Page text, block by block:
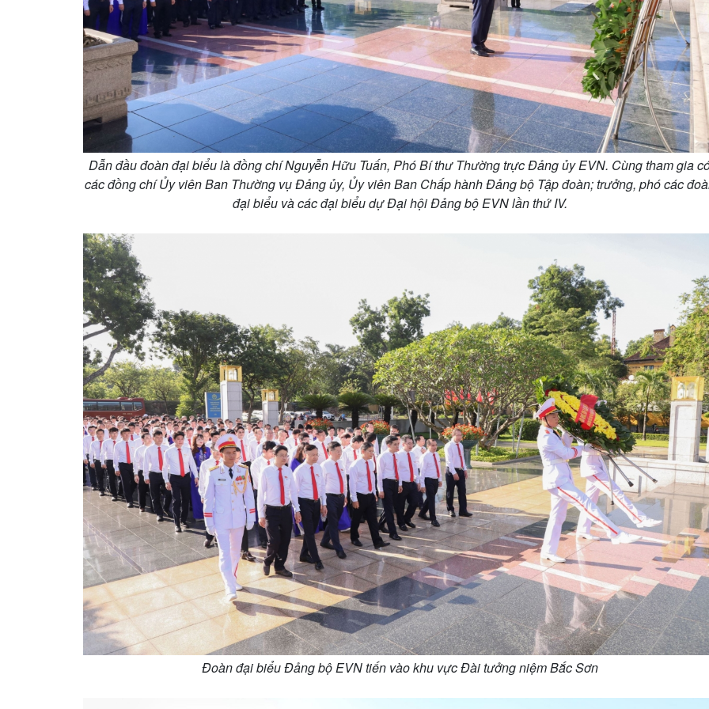
Dẫn đầu đoàn đại biểu là đồng chí Nguyễn Hữu Tuấn, Phó Bí thư Thường trực Đảng ủy EVN. Cùng tham gia
các đồng chí Ủy viên Ban Thường vụ Đảng ủy, Ủy viên Ban Chấp hành Đảng bộ Tập đoàn; trưởng, phó các
đại biểu và các đại biểu dự Đại hội Đảng bộ EVN lần thứ IV.
Đoàn đại biểu Đảng bộ EVN tiến vào khu vực Đài tưởng niệm Bắc Sơn